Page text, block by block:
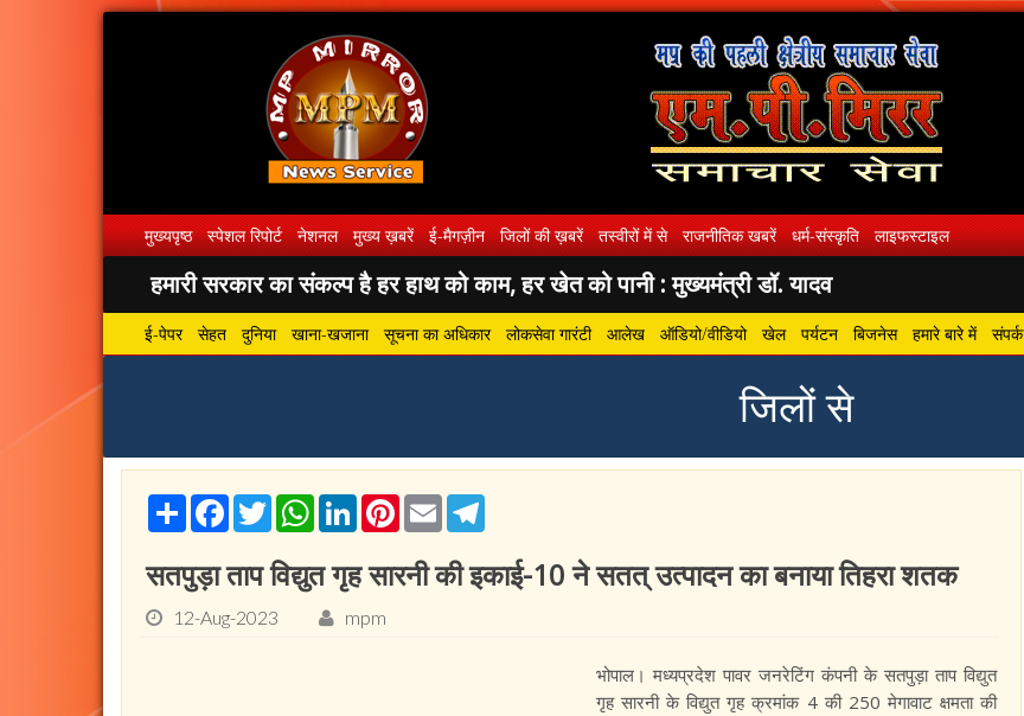
मुख्यपृष्ठ स्पेशल रिपोर्ट नेशनल मुख्य ख़बरें ई-मैगज़ीन जिलों की ख़बरें तस्वीरों में से राजनीतिक खबरें धर्म-संस्कृति लाइफस्टाइल
हमारी सरकार का संकल्प है हर हाथ को काम, हर खेत को पानी : मुख्यमंत्री डॉ. यादव
ई-पेपर सेहत दुनिया खाना-खजाना सूचना का अधिकार लोकसेवा गारंटी आलेख ऑडियो/वीडियो खेल पर्यटन बिजनेस हमारे बारे में संपर्क
जिलों से
ShareFacebook
TwitterWhatsApp
LinkedInPinterest
Email
सतपुड़ा ताप विद्युत गृह सारनी की इकाई-10 ने सतत् उत्पादन का बनाया तिहरा शतक
12-Aug-2023 mpm
भोपाल। मध्यप्रदेश पावर जनरेटिंग कंपनी के सतपुड़ा ताप विद्युत
गृह सारनी के विद्युत गृह क्रमांक 4 की 250 मेगावाट क्षमता की